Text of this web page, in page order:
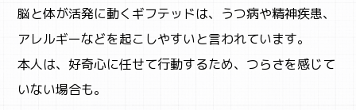
脳と体が活発に動くギフテッドは、うつ病や精神疾患、
アレルギーなどを起こしやすいと言われています。
本人は、好奇心に任せて行動するため、つらさを感じて
いない場合も。